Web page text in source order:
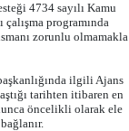
4734 sayılı Kamu
programında
zorunlu olmamakla
ilgili Ajans
tarihten itibaren en
öncelikli olarak ele